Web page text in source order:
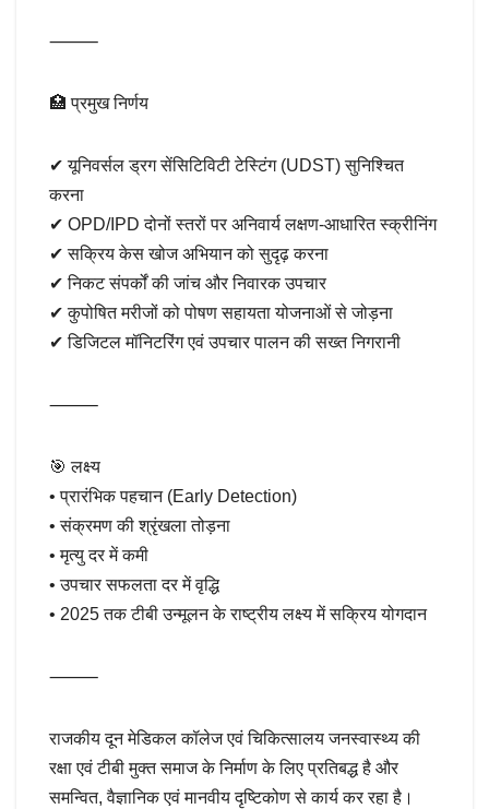
⸻
🏥 प्रमुख निर्णय
✔ यूनिवर्सल ड्रग सेंसिटिविटी टेस्टिंग (UDST) सुनिश्चित
करना
✔ OPD/IPD दोनों स्तरों पर अनिवार्य लक्षण-आधारित स्क्रीनिंग
✔ सक्रिय केस खोज अभियान को सुदृढ़ करना
✔ निकट संपर्कों की जांच और निवारक उपचार
✔ कुपोषित मरीजों को पोषण सहायता योजनाओं से जोड़ना
✔ डिजिटल मॉनिटरिंग एवं उपचार पालन की सख्त निगरानी
⸻
🎯 लक्ष्य
• प्रारंभिक पहचान (Early Detection)
• संक्रमण की श्रृंखला तोड़ना
• मृत्यु दर में कमी
• उपचार सफलता दर में वृद्धि
• 2025 तक टीबी उन्मूलन के राष्ट्रीय लक्ष्य में सक्रिय योगदान
⸻
राजकीय दून मेडिकल कॉलेज एवं चिकित्सालय जनस्वास्थ्य की
रक्षा एवं टीबी मुक्त समाज के निर्माण के लिए प्रतिबद्ध है और
समन्वित, वैज्ञानिक एवं मानवीय दृष्टिकोण से कार्य कर रहा है।